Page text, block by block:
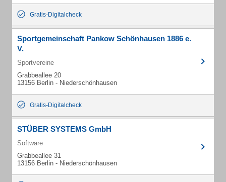
Gratis-Digitalcheck
Sportgemeinschaft Pankow Schönhausen 1886 e.
V.
Sportvereine
Grabbeallee 20
13156 Berlin - Niederschönhausen
Gratis-Digitalcheck
STÜBER SYSTEMS GmbH
Software
Grabbeallee 31
13156 Berlin - Niederschönhausen